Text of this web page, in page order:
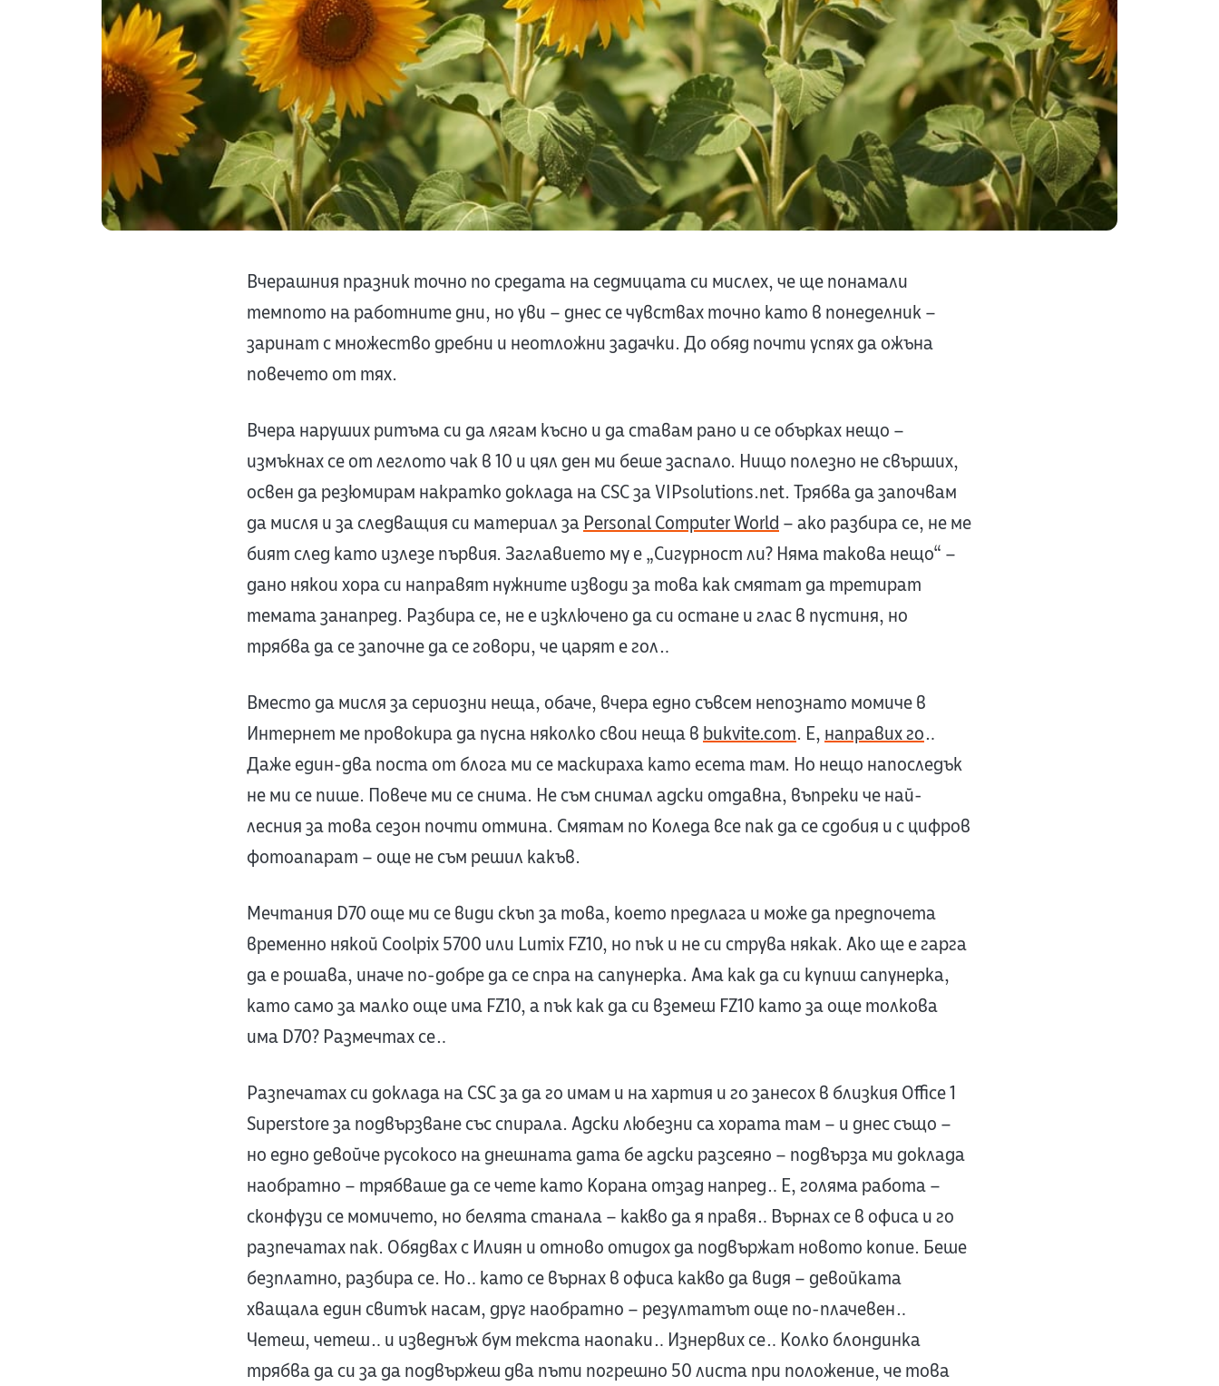
Вчерашния празник точно по средата на седмицата си мислех, че ще понамали
темпото на работните дни, но уви – днес се чувствах точно като в понеделник –
заринат с множество дребни и неотложни задачки. До обяд почти успях да ожъна
повечето от тях.
Вчера наруших ритъма си да лягам късно и да ставам рано и се обърках нещо –
измъкнах се от леглото чак в 10 и цял ден ми беше заспало. Нищо полезно не свърших,
освен да резюмирам накратко доклада на CSC за VIPsolutions.net. Трябва да започвам
да мисля и за следващия си материал за Personal Computer World – ако разбира се, не ме
бият след като излезе първия. Заглавието му е „Сигурност ли? Няма такова нещо“ –
дано някои хора си направят нужните изводи за това как смятат да третират
темата занапред. Разбира се, не е изключено да си остане и глас в пустиня, но
трябва да се започне да се говори, че царят е гол…
Вместо да мисля за сериозни неща, обаче, вчера едно съвсем непознато момиче в
Интернет ме провокира да пусна няколко свои неща в bukvite.com. Е, направих го…
Даже един-два поста от блога ми се маскираха като есета там. Но нещо напоследък
не ми се пише. Повече ми се снима. Не съм снимал адски отдавна, въпреки че най-
лесния за това сезон почти отмина. Смятам по Коледа все пак да се сдобия и с цифров
фотоапарат – още не съм решил какъв.
Мечтания D70 още ми се види скъп за това, което предлага и може да предпочета
временно някой Coolpix 5700 или Lumix FZ10, но пък и не си струва някак. Ако ще е гарга
да е рошава, иначе по-добре да се спра на сапунерка. Ама как да си купиш сапунерка,
като само за малко още има FZ10, а пък как да си вземеш FZ10 като за още толкова
има D70? Размечтах се…
Разпечатах си доклада на CSC за да го имам и на хартия и го занесох в близкия Office 1
Superstore за подвързване със спирала. Адски любезни са хората там – и днес също –
но едно девойче русокосо на днешната дата бе адски разсеяно – подвърза ми доклада
наобратно – трябваше да се чете като Корана отзад напред… Е, голяма работа –
сконфузи се момичето, но белята станала – какво да я правя… Върнах се в офиса и го
разпечатах пак. Обядвах с Илиян и отново отидох да подвържат новото копие. Беше
безплатно, разбира се. Но… като се върнах в офиса какво да видя – девойката
хващала един свитък насам, друг наобратно – резултатът още по-плачевен…
Четеш, четеш… и изведнъж бум текста наопаки… Изнервих се… Колко блондинка
трябва да си за да подвържеш два пъти погрешно 50 листа при положение, че това